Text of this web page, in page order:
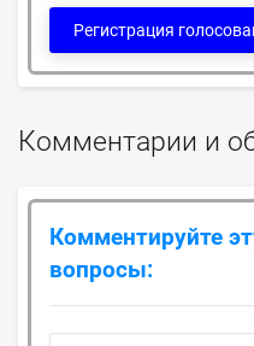
Регистрация
Комментарии и
Комментируйте
вопросы: